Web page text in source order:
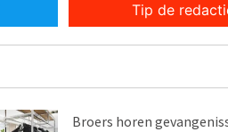
Tip de
Broers horen